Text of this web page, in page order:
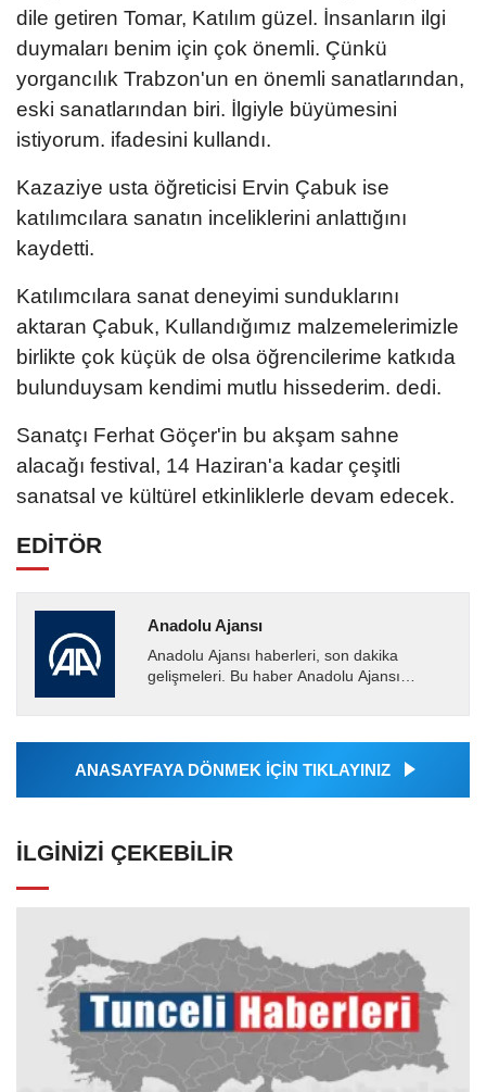
dile getiren Tomar, Katılım güzel. İnsanların ilgi
duymaları benim için çok önemli. Çünkü
yorgancılık Trabzon'un en önemli sanatlarından,
eski sanatlarından biri. İlgiyle büyümesini
istiyorum. ifadesini kullandı.
Kazaziye usta öğreticisi Ervin Çabuk ise
katılımcılara sanatın inceliklerini anlattığını
kaydetti.
Katılımcılara sanat deneyimi sunduklarını
aktaran Çabuk, Kullandığımız malzemelerimizle
birlikte çok küçük de olsa öğrencilerime katkıda
bulunduysam kendimi mutlu hissederim. dedi.
Sanatçı Ferhat Göçer'in bu akşam sahne
alacağı festival, 14 Haziran'a kadar çeşitli
sanatsal ve kültürel etkinliklerle devam edecek.
EDİTÖR
Anadolu Ajansı
Anadolu Ajansı haberleri, son dakika
gelişmeleri. Bu haber Anadolu Ajansı
tarafından geçilen tüm...
ANASAYFAYA DÖNMEK İÇİN TIKLAYINIZ
İLGINIZI ÇEKEBILIR